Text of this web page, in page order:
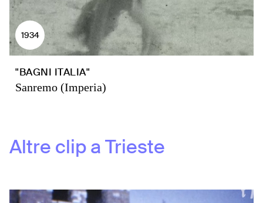
1934
"BAGNI ITALIA"
Sanremo (Imperia)
Altre clip aTrieste